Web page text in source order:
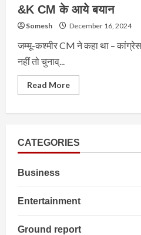
&K CM के आये बयान
Somesh December 16, 2024
जम्मू-कश्मीर CM ने कहा था –
नहीं तो चुनाव्...
Read MoreRead
more
में
दो
CM
आये
बयान
CATEGORIES
Business
Entertainment
Ground report